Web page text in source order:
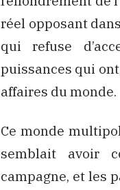
réel opposant
qui refuse
puissances qui
affaires du monde.
Ce monde
semblait avoir
campagne, et les